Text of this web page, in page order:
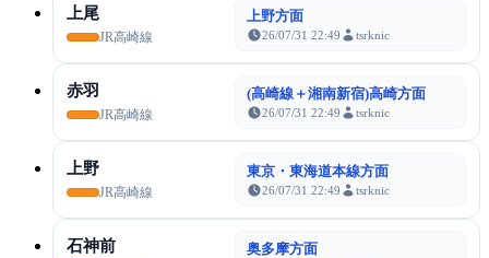
上尾
JR高崎線
上野方面
26/07/31 22:49 tsrknic
赤羽
JR高崎線
(高崎線＋湘南新宿)高崎方面
26/07/31 22:49 tsrknic
上野
JR高崎線
東京・東海道本線方面
26/07/31 22:49 tsrknic
石神前 奥多摩方面